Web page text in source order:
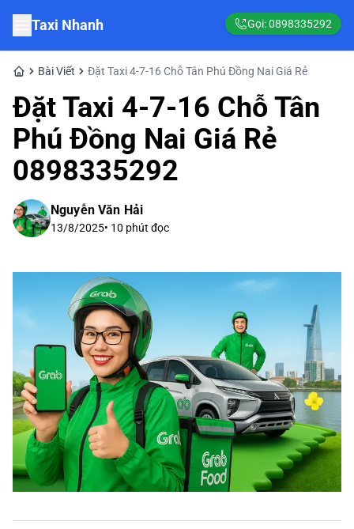
Taxi Nhanh Gọi:0898335292
Bài Viết Đặt Taxi 4-7-16 Chỗ Tân Phú Đồng Nai Giá Rẻ
Đặt Taxi 4-7-16 Chỗ Tân
Phú Đồng Nai Giá Rẻ
0898335292
Nguyễn Văn Hải
13/8/2025• 10 phút đọc